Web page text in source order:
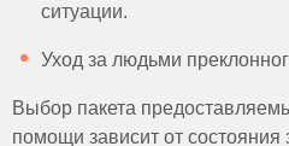
ситуации.
Уход за людьми
Выбор пакета
помощи зависит от состояния